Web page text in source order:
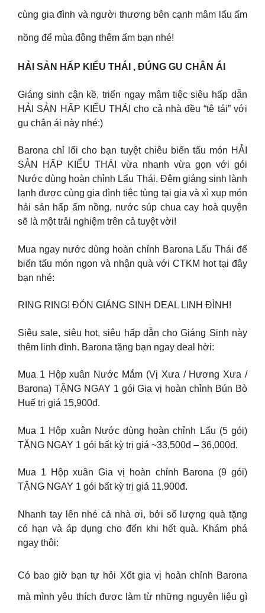
cùng gia đình và người thương bên cạnh mâm lẩu ấm
nồng để mùa đông thêm ấm bạn nhé!
HẢI SẢN HẤP KIỂU THÁI , ĐÚNG GU CHÂN ÁI
Giáng sinh cận kề, triển ngay mâm tiệc siêu hấp dẫn
HẢI SẢN HẤP KIỂU THÁI cho cả nhà đều “tê tái” với
gu chân ái này nhé:)
Barona chỉ lối cho bạn tuyệt chiêu biến tấu món HẢI
SẢN HẤP KIỂU THÁI vừa nhanh vừa gọn với gói
Nước dùng hoàn chỉnh Lẩu Thái. Đêm giáng sinh lành
lạnh được cùng gia đình tiệc tùng tại gia và xì xụp món
hải sản hấp ấm nồng, nước súp chua cay hoà quyện
sẽ là một trải nghiệm trên cả tuyệt vời!
Mua ngay nước dùng hoàn chỉnh Barona Lẩu Thái để
biến tấu món ngon và nhận quà với CTKM hot tại đây
bạn nhé:
RING RING! ĐÓN GIÁNG SINH DEAL LINH ĐÌNH!
Siêu sale, siêu hot, siêu hấp dẫn cho Giáng Sinh này
thêm linh đình. Barona tặng bạn ngay deal hời:
Mua 1 Hộp xuân Nước Mắm (Vị Xưa / Hương Xưa /
Barona) TẶNG NGAY 1 gói Gia vị hoàn chỉnh Bún Bò
Huế trị giá 15,900đ.
Mua 1 Hộp xuân Nước dùng hoàn chỉnh Lẩu (5 gói)
TẶNG NGAY 1 gói bất kỳ trị giá ~33,500đ – 36,000đ.
Mua 1 Hộp xuân Gia vị hoàn chỉnh Barona (9 gói)
TẶNG NGAY 1 gói bất kỳ trị giá 11,900đ.
Nhanh tay lên nhé cả nhà ơi, bởi số lượng quà tặng
có hạn và áp dụng cho đến khi hết quà. Khám phá
ngay thôi:
Có bao giờ bạn tự hỏi Xốt gia vị hoàn chỉnh Barona
mà mình yêu thích được làm từ những nguyên liệu gì